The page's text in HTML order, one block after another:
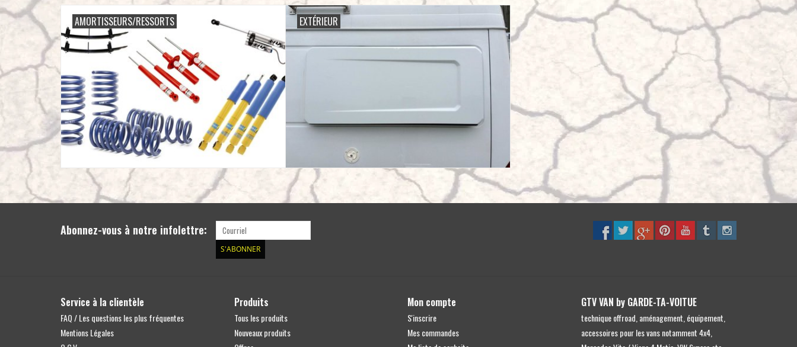
résultat
Entrée
pour
de
recherche
sélectionné.
Les
d'appareils
tactiles
AMORTISSEURS/RESSORTS EXTÉRIEUR
Abonnez-vous à notre infolettre:
S'ABONNER
Service à la clientèle
FAQ / Les questions les plus fréquentes
Mentions Légales
Produits
Tous les produits
Nouveaux produits
Mon compte
S'inscrire
Mes commandes
GTV VAN by GARDE-TA-VOITUE
technique offroad, aménagement, équipement,
accessoires pour les vans notamment 4x4,